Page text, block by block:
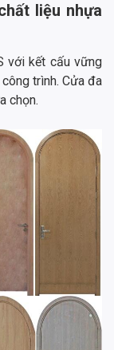
liệu nhựa
với kết cấu vững
trình. Cửa đa
chọn.